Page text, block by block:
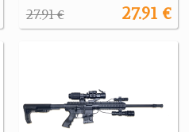
27.91 €
27.91 €